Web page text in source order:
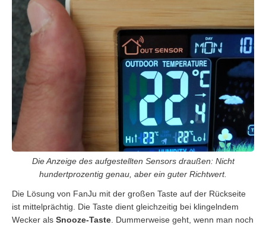
Die Anzeige des aufgestellten Sensors draußen: Nicht
hundertprozentig genau, aber ein guter Richtwert.
Die Lösung von FanJu mit der großen Taste auf der Rückseite
ist mittelprächtig. Die Taste dient gleichzeitig bei klingelndem
Wecker als Snooze-Taste . Dummerweise geht, wenn man noch